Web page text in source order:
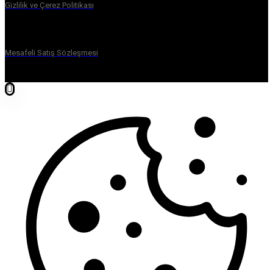
Gizlilik ve Çerez Politikası
Mesafeli Satış Sözleşmesi